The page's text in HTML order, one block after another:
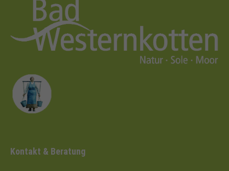
Kontakt & Beratung